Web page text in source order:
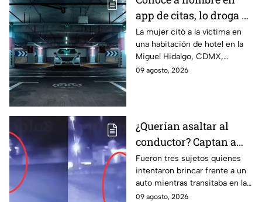
app de citas, lo droga y
le quita hasta el auto:
Nuevo modus operandi
del robo de
automóviles en CDMX
La mujer citó a la víctima en
una habitación de hotel en la
Miguel Hidalgo, CDMX,
dejándolo inconsciente
09 agosto, 2026
¿Querían asaltar al
conductor? Captan a
tres sujetos brincando
frente a un auto en
Cuajimalpa, CDMX
Fueron tres sujetos quienes
intentaron brincar frente a un
auto mientras transitaba en la
México-Toluca, en Cuajimalpa,
09 agosto, 2026